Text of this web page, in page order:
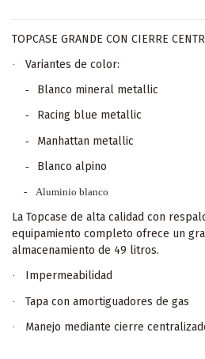
TOPCASE GRANDE CON CIERRE
· Variantes de color:
- Blanco mineral metallic
- Racing blue metallic
- Manhattan metallic
- Blanco alpino
- Aluminio blanco
La Topcase de alta calidad con
equipamiento completo ofrece un
almacenamiento de 49 litros.
· Impermeabilidad
· Tapa con amortiguadores de gas
· Manejo mediante cierre